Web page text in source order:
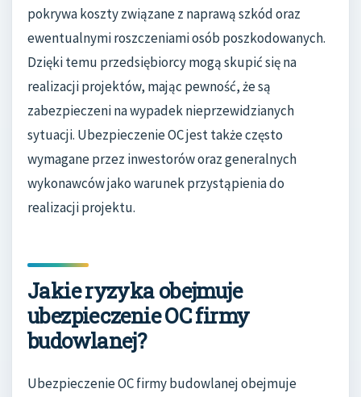
pokrywa koszty związane z naprawą szkód oraz
ewentualnymi roszczeniami osób poszkodowanych.
Dzięki temu przedsiębiorcy mogą skupić się na
realizacji projektów, mając pewność, że są
zabezpieczeni na wypadek nieprzewidzianych
sytuacji. Ubezpieczenie OC jest także często
wymagane przez inwestorów oraz generalnych
wykonawców jako warunek przystąpienia do
realizacji projektu.
Jakie ryzyka obejmuje
ubezpieczenie OC firmy
budowlanej?
Ubezpieczenie OC firmy budowlanej obejmuje